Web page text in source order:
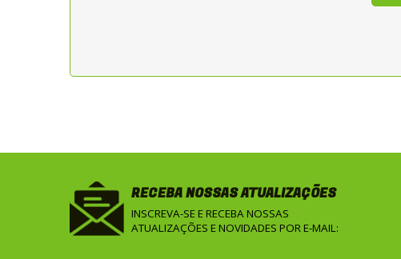
RECEBA NOSSAS ATUALIZAÇÕES
INSCREVA-SE E RECEBA NOSSAS
ATUALIZAÇÕES E NOVIDADES POR E-MAIL: